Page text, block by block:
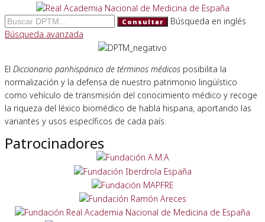
Consultar
Búsqueda en inglés
Búsqueda avanzada
El Diccionario panhispánico de términos médicos posibilita la
normalización y la defensa de nuestro patrimonio lingüístico
como vehículo de transmisión del conocimiento médico y recoge
la riqueza del léxico biomédico de habla hispana, aportando las
variantes y usos específicos de cada país.
Patrocinadores